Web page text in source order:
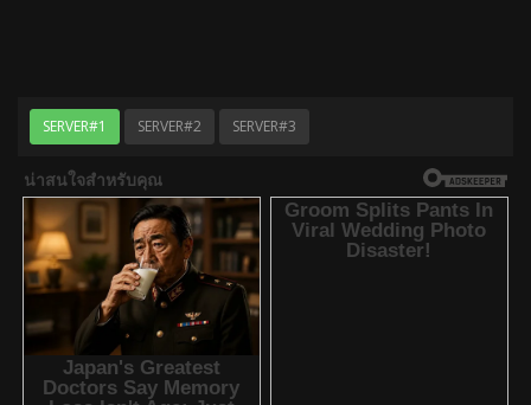
SERVER#1 SERVER#2 SERVER#3